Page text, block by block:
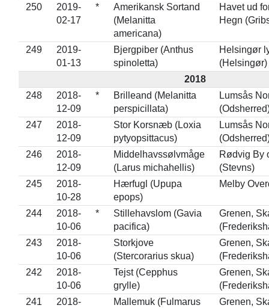
250
2019-
02-17
*
Amerikansk Sortand
(Melanitta
americana)
Havet ud
Hegn
249
2019-
01-13
Bjergpiber (Anthus
spinoletta)
Helsingør
(Helsingør)
2018
248
2018-
12-09
*
Brilleand (Melanitta
perspicillata)
Lumsås
247
2018-
12-09
Stor Korsnæb (Loxia
pytyopsittacus)
Lumsås
246
2018-
12-09
Middelhavssølvmåge
(Larus michahellis)
Rødvig By
(Stevns)
245
2018-
10-28
Hærfugl (Upupa
epops)
Melby
244
2018-
10-06
*
Stillehavslom (Gavia
pacifica)
Grenen,
243
2018-
10-06
Storkjove
(Stercorarius skua)
Grenen,
242
2018-
10-06
Tejst (Cepphus
grylle)
Grenen,
241
2018-
Mallemuk (Fulmarus
Grenen,